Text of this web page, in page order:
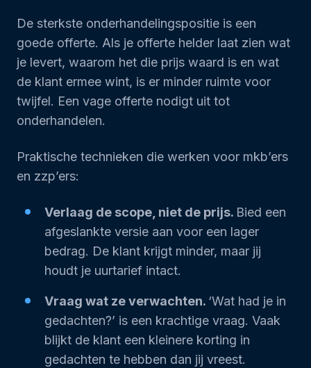
De sterkste onderhandelingspositie is een
goede offerte. Als je offerte helder laat zien wat
je levert, waarom het die prijs waard is en wat
de klant ermee wint, is er minder ruimte voor
twijfel. Een vage offerte nodigt uit tot
onderhandelen.
Praktische technieken die werken voor mkb’ers
en zzp’ers:
Verlaag de scope, niet de prijs. Bied een
afgeslankte versie aan voor een lager
bedrag. De klant krijgt minder, maar jij
houdt je uurtarief intact.
Vraag wat ze verwachten. ‘Wat had je in
gedachten?’ is een krachtige vraag. Vaak
blijkt de klant een kleinere korting in
gedachten te hebben dan jij vreest.